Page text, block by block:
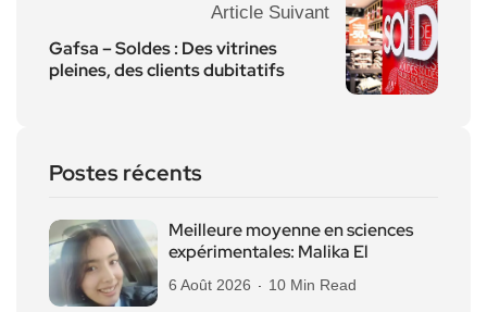
Article Suivant
Gafsa – Soldes : Des vitrines
pleines, des clients dubitatifs
Postes récents
Meilleure moyenne en sciences
expérimentales: Malika El
6 Août 2026 10 Min Read